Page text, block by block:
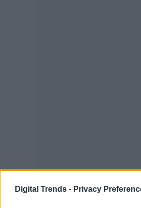
Digital Trends - Privacy